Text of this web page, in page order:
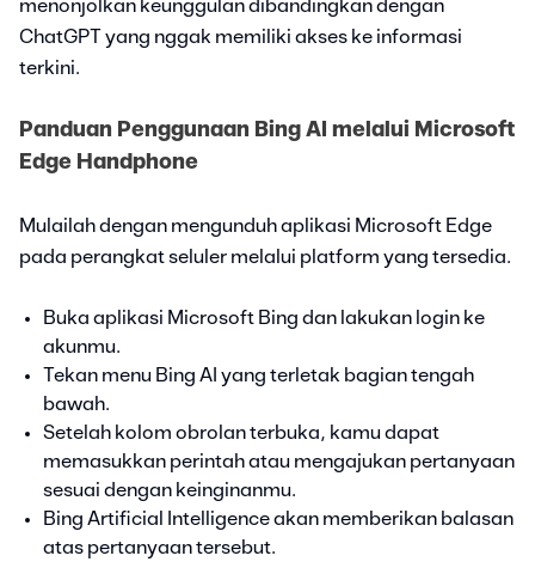
menonjolkan keunggulan dibandingkan dengan
ChatGPT yang nggak memiliki akses ke informasi
terkini.
Panduan Penggunaan Bing AI melalui Microsoft
Edge Handphone
Mulailah dengan mengunduh aplikasi Microsoft Edge
pada perangkat seluler melalui platform yang tersedia.
Buka aplikasi Microsoft Bing dan lakukan login ke
akunmu.
Tekan menu Bing AI yang terletak bagian tengah
bawah.
Setelah kolom obrolan terbuka, kamu dapat
memasukkan perintah atau mengajukan pertanyaan
sesuai dengan keinginanmu.
Bing Artificial Intelligence akan memberikan balasan
atas pertanyaan tersebut.